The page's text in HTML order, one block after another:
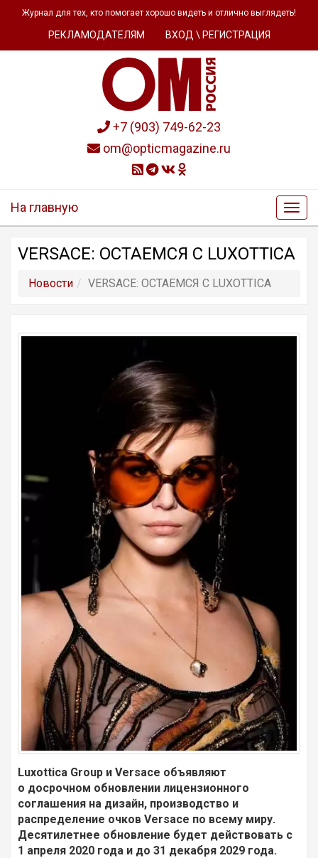
Журнал для тех, кто помогает хорошо видеть и отлично выглядеть!
РЕКЛАМОДАТЕЛЯМ ВХОД \ РЕГИСТРАЦИЯ
+7 (903) 749-62-23
om@opticmagazine.ru
На главную
VERSACE: ОСТАЕМСЯ С LUXOTTICA
Новости VERSACE: ОСТАЕМСЯ С LUXOTTICA
Luxottica Group и Versace объявляют
о досрочном обновлении лицензионного
соглашения на дизайн, производство и
распределение очков Versace по всему миру.
Десятилетнее обновление будет действовать с
1 апреля 2020 года и до 31 декабря 2029 года.